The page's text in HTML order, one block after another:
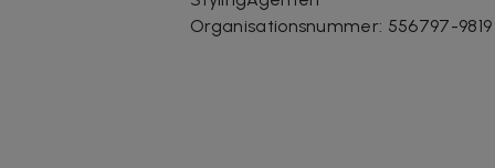
Organisationsnummer: 556797-9819